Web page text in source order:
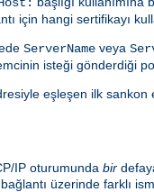
için hangi sertifikayı
ServerName veya
isteği gönderdiği
eşleşen ilk
IP oturumunda bir
üzerinde farklı